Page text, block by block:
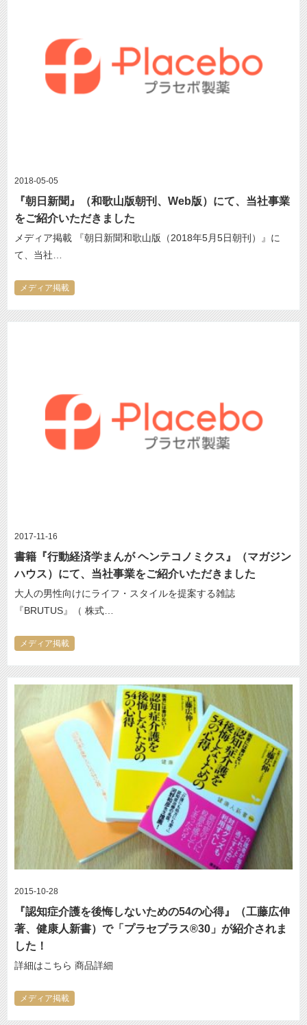
2018-05-05
『朝日新聞』（和歌山版朝刊、Web版）にて、当社事業
をご紹介いただきました
メディア掲載 『朝日新聞和歌山版（2018年5月5日朝刊）』に
て、当社…
メディア掲載
2017-11-16
書籍『行動経済学まんが ヘンテコノミクス』（マガジン
ハウス）にて、当社事業をご紹介いただきました
大人の男性向けにライフ・スタイルを提案する雑誌
『BRUTUS』（ 株式…
メディア掲載
2015-10-28
『認知症介護を後悔しないための54の心得』（工藤広伸
著、健康人新書）で「プラセプラス®30」が紹介されま
した！
詳細はこちら 商品詳細
メディア掲載